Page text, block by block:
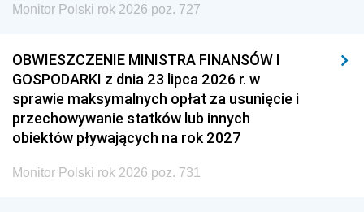
Monitor Polski rok 2026 poz. 727
OBWIESZCZENIE MINISTRA FINANSÓW I
GOSPODARKI z dnia 23 lipca 2026 r. w
sprawie maksymalnych opłat za usunięcie i
przechowywanie statków lub innych
obiektów pływających na rok 2027
Monitor Polski rok 2026 poz. 731